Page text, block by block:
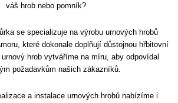
váš hrob nebo pomník?
se specializuje na výrobu urnových hrobů
které dokonale doplňují důstojnou hřbitovní
hrob vytváříme na míru, aby odpovídal
požadavkům našich zákazníků.
a instalace urnových hrobů nabízíme i